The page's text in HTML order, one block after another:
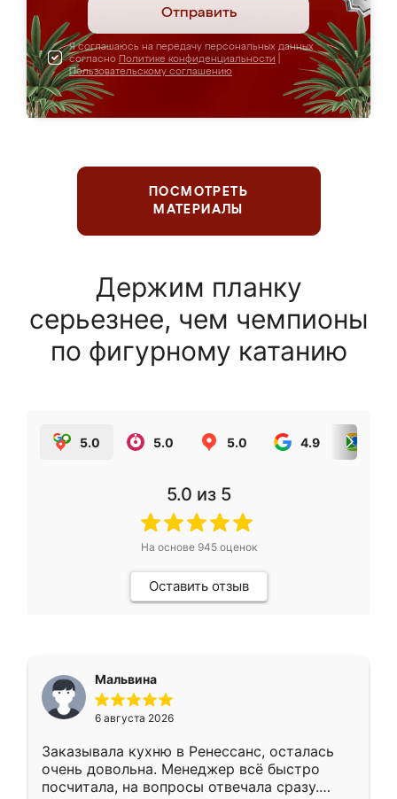
Отправить
Я соглашаюсь на передачу персональных данных
согласно Политике конфиденциальности
Пользовательскому соглашению
ПОСМОТРЕТЬ
МАТЕРИАЛЫ
Держим планку
серьезнее, чем чемпионы
по фигурному катанию
5.0 5.0 5.0 4.9
5.0 из 5
На основе 945оценок
Оставить отзыв
Мальвина
6 августа 2026
Заказывала кухню в Ренессанс, осталась
очень довольна. Менеджер всё быстро
посчитала, на вопросы отвечала сразу.